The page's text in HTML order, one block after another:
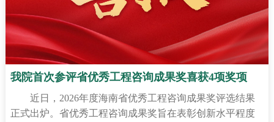
我院首次参评省优秀工程咨询成果奖喜获4项奖项
近日，2026年度海南省优秀工程咨询成果奖评选结果
正式出炉。省优秀工程咨询成果奖旨在表彰创新水平程度